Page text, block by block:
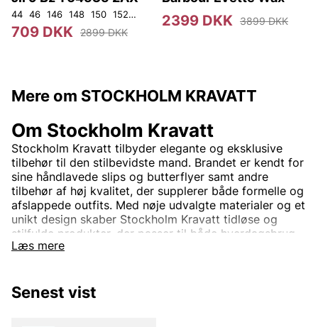
44 46 146 148 150 152 92 96 100 104 108
709 DKK 2899 DKK
2399 DKK 3899 DKK
Mere om STOCKHOLM KRAVATT
Læs mere
Om Stockholm Kravatt
Stockholm Kravatt tilbyder elegante og eksklusive
tilbehør til den stilbevidste mand. Brandet er kendt for
sine håndlavede slips og butterflyer samt andre
tilbehør af høj kvalitet, der supplerer både formelle og
afslappede outfits. Med nøje udvalgte materialer og et
unikt design skaber Stockholm Kravatt tidløse og
stilfulde produkter, der passer til både hverdagsbrug
og festlige lejligheder.
Forhøj din stil med eksklusive slips, sløjfer og skjorter
Senest vist